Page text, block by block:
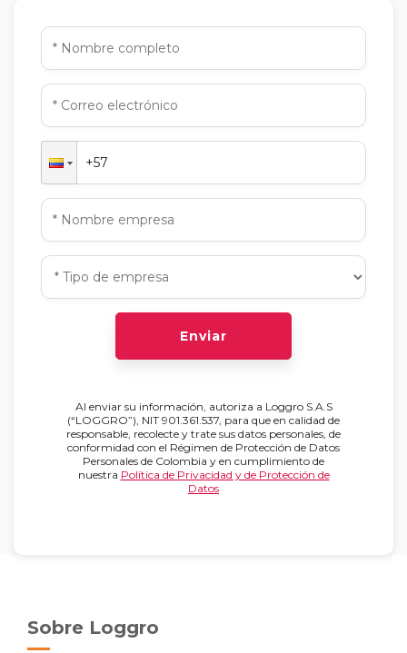
Enviar
Al enviar su información, autoriza a Loggro S.A.S
(“LOGGRO”), NIT 901.361.537, para que en calidad de
responsable, recolecte y trate sus datos personales, de
conformidad con el Régimen de Protección de Datos
Personales de Colombia y en cumplimiento de
nuestra Política de Privacidad y de Protección de
Datos
Sobre Loggro